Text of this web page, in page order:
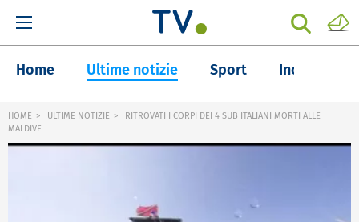
Home Ultime notizie Sport Inchieste
HOME ULTIME NOTIZIE
RITROVATI I CORPI DEI 4 SUB ITALIANI MORTI ALLE
MALDIVE